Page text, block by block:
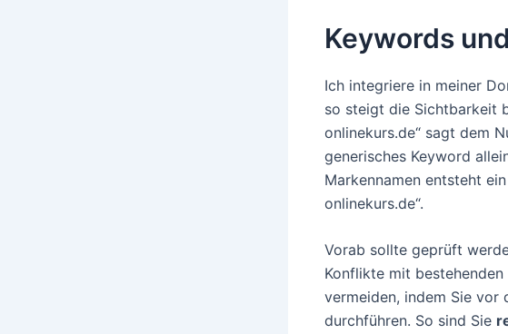
Keywords
Ich integriere in meiner
so steigt die Sichtbarkeit
onlinekurs.de“ sagt dem
generisches Keyword
Markennamen entsteht
onlinekurs.de“.
Vorab sollte geprüft
Konflikte mit
vermeiden, indem Sie vor
durchführen. So sind Sie